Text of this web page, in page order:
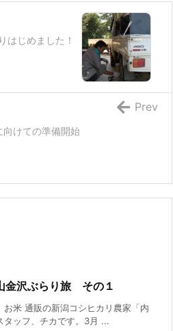
はじめました！
向けての準備開始
Prev
金沢ぶらり旅 その１
お米 通販の新潟コシヒカリ農家「内
タッフ、チカです。3月 ...